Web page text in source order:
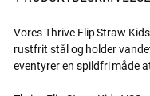
Vores Thrive Flip Straw
rustfrit stål og holder
eventyrer en spildfri måde